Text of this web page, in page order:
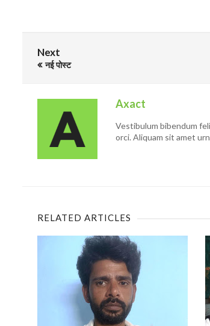
Next
नई पोस्ट
Axact
Vestibulum bibendum
orci. Aliquam sit amet
RELATED ARTICLES